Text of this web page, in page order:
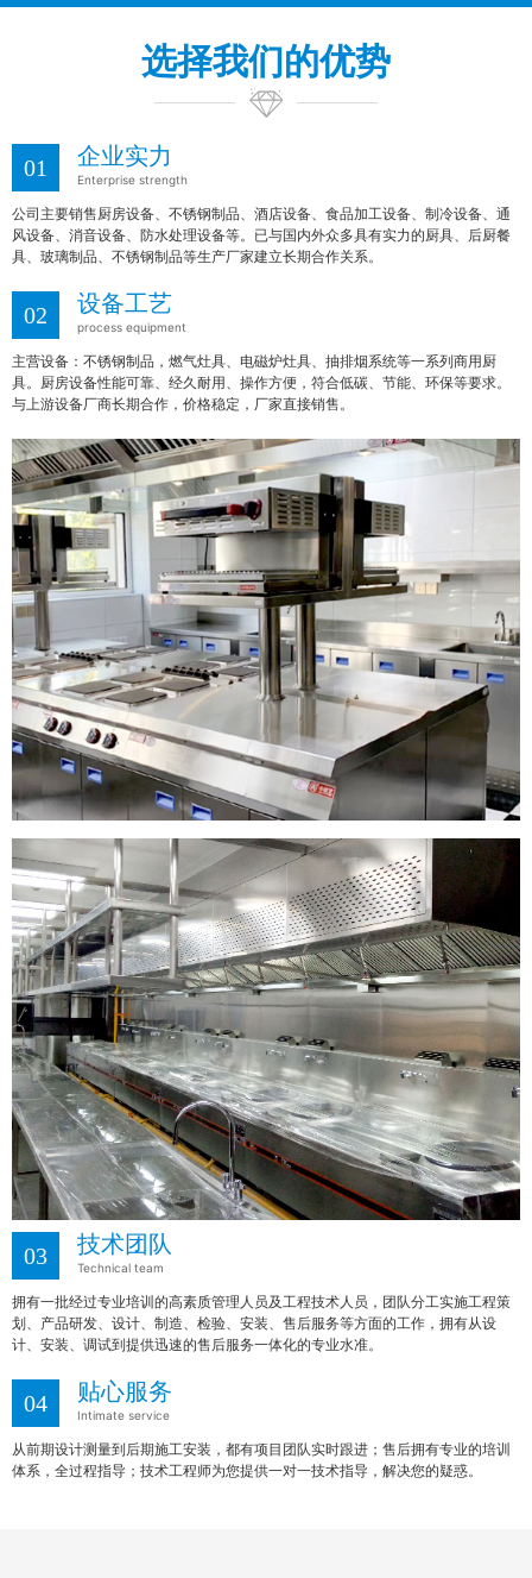
选择我们的优势
01 企业实力
Enterprise strength
公司主要销售厨房设备、不锈钢制品、酒店设备、食品加工设备、制冷设备、通
风设备、消音设备、防水处理设备等。已与国内外众多具有实力的厨具、后厨餐
具、玻璃制品、不锈钢制品等生产厂家建立长期合作关系。
02 设备工艺
process equipment
主营设备：不锈钢制品，燃气灶具、电磁炉灶具、抽排烟系统等一系列商用厨
具。厨房设备性能可靠、经久耐用、操作方便，符合低碳、节能、环保等要求。
与上游设备厂商长期合作，价格稳定，厂家直接销售。
03 技术团队
Technical team
拥有一批经过专业培训的高素质管理人员及工程技术人员，团队分工实施工程策
划、产品研发、设计、制造、检验、安装、售后服务等方面的工作，拥有从设
计、安装、调试到提供迅速的售后服务一体化的专业水准。
04 贴心服务
Intimate service
从前期设计测量到后期施工安装，都有项目团队实时跟进；售后拥有专业的培训
体系，全过程指导；技术工程师为您提供一对一技术指导，解决您的疑惑。